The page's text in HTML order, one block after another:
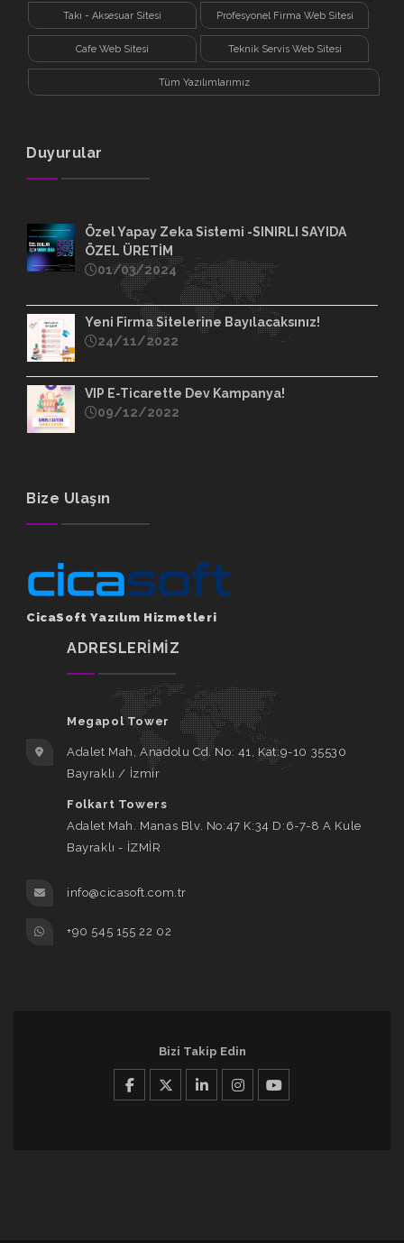
Takı - Aksesuar Sitesi Profesyonel Firma Web Sitesi
Cafe Web Sitesi Teknik Servis Web Sitesi
Tüm Yazılımlarımız
Duyurular
Özel Yapay Zeka Sistemi -SINIRLI SAYIDA
ÖZEL ÜRETİM
01/03/2024
Yeni Firma Sitelerine Bayılacaksınız!
24/11/2022
VIP E-Ticarette Dev Kampanya!
09/12/2022
Bize Ulaşın
CicaSoft Yazılım Hizmetleri
ADRESLERİMİZ
Megapol Tower
Adalet Mah, Anadolu Cd. No: 41, Kat:9-10 35530
Bayraklı / İzmir
Folkart Towers
Adalet Mah. Manas Blv. No:47 K:34 D:6-7-8 A Kule
Bayraklı - İZMİR
info@cicasoft.com.tr
+90 545 155 22 02
Bizi Takip Edin